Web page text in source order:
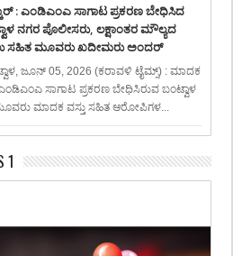
: ಎಂಡಿಎಂಎ ಸಾಗಾಟ ಪ್ರಕರಣ ಬೇಧಿಸಿದ
ನಗರ ಪೊಲೀಸರು, ಲಕ್ಷಾಂತರ ಮೌಲ್ಯದ
ಸಹಿತ ಮೂವರು ಖದೀಮರು ಅಂದರ್
ಜೂನ್ 05, 2026 (ಕರಾವಳಿ ಟೈಮ್ಸ್) : ಮಾದಕ
ಎಂಡಿಎಂಎ ಸಾಗಾಟ ಪ್ರಕರಣ ಬೇಧಿಸಿರುವ ಬಂಟ್ವಾಳ
ಮಾದಕ ವಸ್ತು ಸಹಿತ ಆರೋಪಿಗಳ...
1